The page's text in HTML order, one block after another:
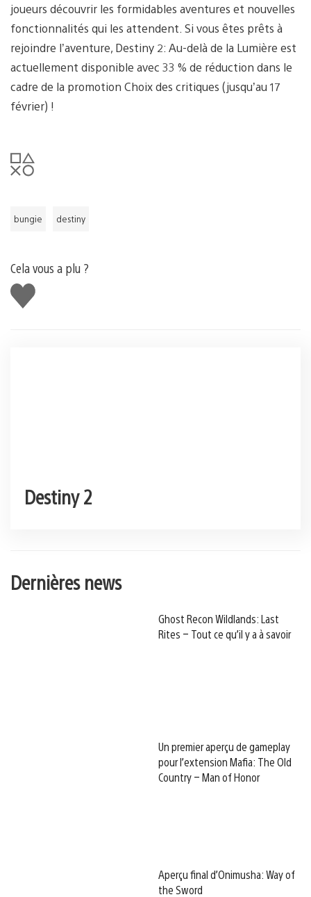
joueurs découvrir les formidables aventures et nouvelles
fonctionnalités qui les attendent. Si vous êtes prêts à
rejoindre l’aventure, Destiny 2: Au-delà de la Lumière est
actuellement disponible avec 33 % de réduction dans le
cadre de la promotion Choix des critiques (jusqu’au 17
février) !
bungie destiny
Cela vous a plu ?
J'aime
Destiny 2
Dernières news
Ghost Recon Wildlands: Last
Rites – Tout ce qu’il y a à savoir
Un premier aperçu de gameplay
pour l’extension Mafia: The Old
Country – Man of Honor
Aperçu final d’Onimusha: Way of
the Sword